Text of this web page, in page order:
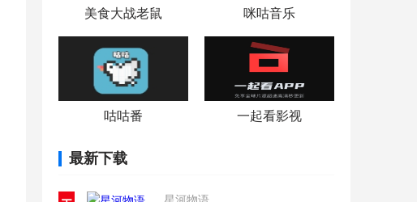
美食大战老鼠 咪咕音乐
咕咕番 一起看影视
最新下载